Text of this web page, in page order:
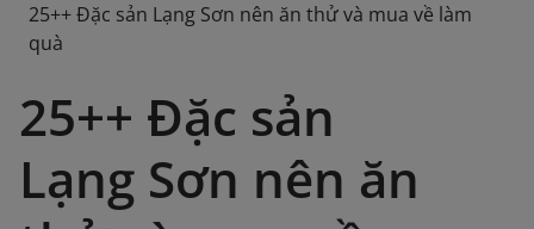
25++ Đặc sản Lạng Sơn nên ăn thử và mua về làm
quà
25++ Đặc sản
Lạng Sơn nên ăn